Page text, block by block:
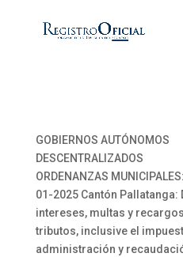
GOBIERNOS AUTÓNOMOS
DESCENTRALIZADOS
ORDENANZAS MUNICIPALES:
01-2025 Cantón
intereses, multas y
tributos, inclusive el
administración y